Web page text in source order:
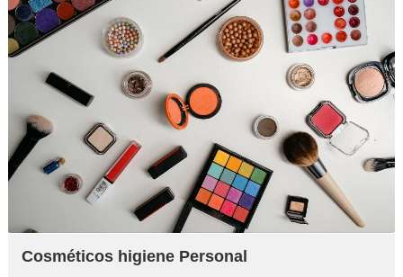
Cosméticos higiene Personal